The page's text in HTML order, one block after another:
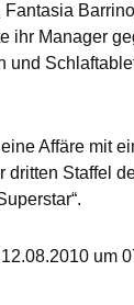
ihr Manager
und
Affäre mit
dritten Staffel
um